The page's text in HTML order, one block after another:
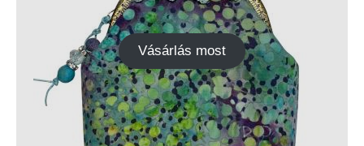
Vásárlás most